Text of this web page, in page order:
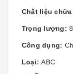
Chất liệu chữa
Trọng lượng:
Công dụng:
Loại: ABC